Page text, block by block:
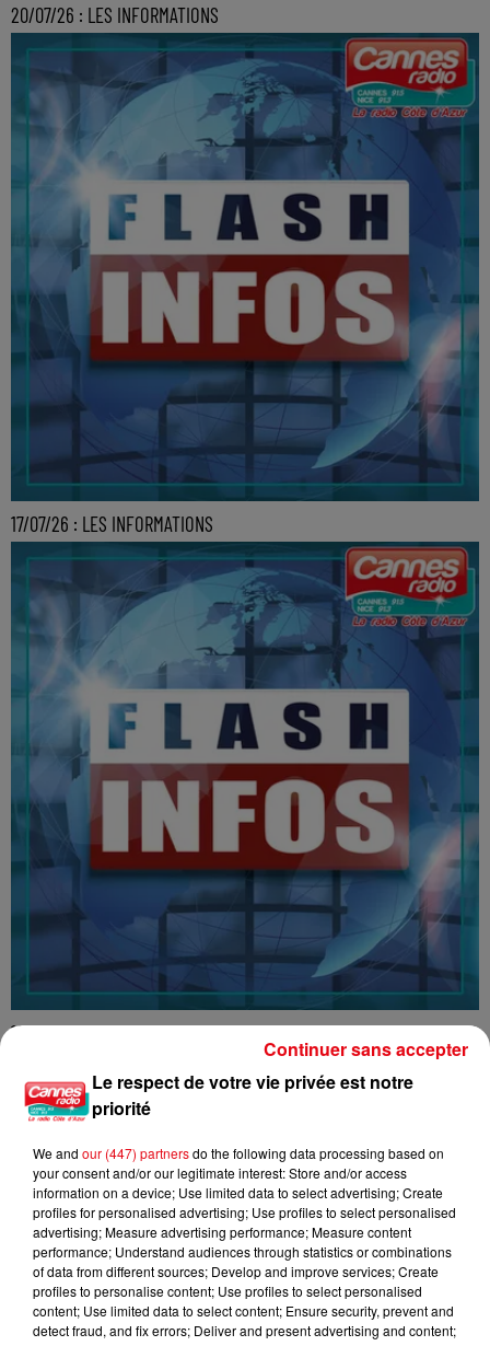
20/07/26 : LES INFORMATIONS
17/07/26 : LES INFORMATIONS
16/07/26 : LES INFORMATIONS
Le respect de votre vie privée est notre
priorité
We and our (447) partnersdo the following data processing based on
your consent and/or our legitimate interest: Store and/or access
information on a device; Use limited data to select advertising; Create
profiles for personalised advertising; Use profiles to select personalised
advertising; Measure advertising performance; Measure content
performance; Understand audiences through statistics or combinations
of data from different sources; Develop and improve services; Create
profiles to personalise content; Use profiles to select personalised
content; Use limited data to select content; Ensure security, prevent and
detect fraud, and fix errors; Deliver and present advertising and content;
Continuer sans accepter